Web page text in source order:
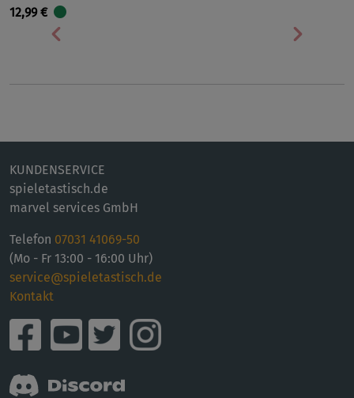
12,99 €
Vorherige
KUNDENSERVICE
spieletastisch.de
marvel services GmbH
Telefon 07031 41069-50
(Mo - Fr 13:00 - 16:00 Uhr)
service@spieletastisch.de
Kontakt